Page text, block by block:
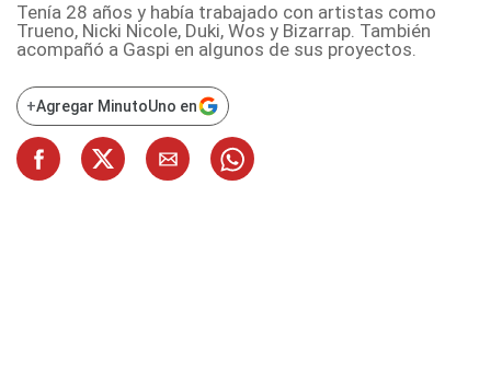
Tenía 28 años y había trabajado con artistas como
Trueno, Nicki Nicole, Duki, Wos y Bizarrap. También
acompañó a Gaspi en algunos de sus proyectos.
+Agregar MinutoUno en